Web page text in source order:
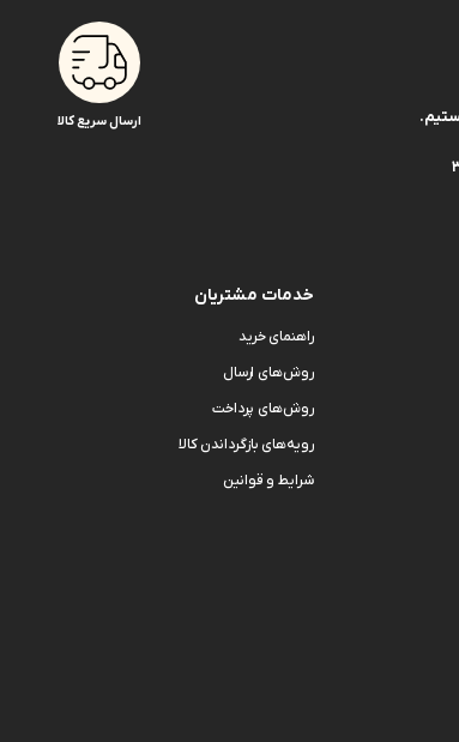
ارسال سریع کالا
خدمات مشتریان
راهنمای خرید
روش‌های ارسال
روش‌های پرداخت
رویه‌های بازگرداندن کالا
شرایط و قوانین